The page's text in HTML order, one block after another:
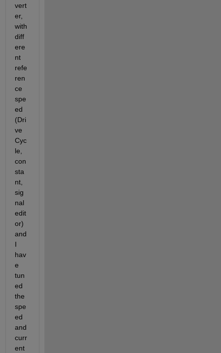
vert
er,
with
diff
ere
nt
refe
ren
ce
spe
ed
(Dri
ve
Cyc
le,
con
sta
nt,
sig
nal
edit
or)
and
I
hav
e
tun
ed
the
spe
ed
and
curr
ent